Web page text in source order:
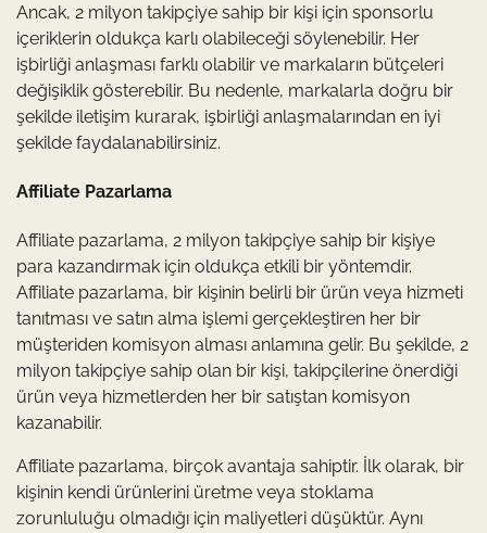
Ancak, 2 milyon takipçiye sahip bir kişi için sponsorlu
içeriklerin oldukça karlı olabileceği söylenebilir. Her
işbirliği anlaşması farklı olabilir ve markaların bütçeleri
değişiklik gösterebilir. Bu nedenle, markalarla doğru bir
şekilde iletişim kurarak, işbirliği anlaşmalarından en iyi
şekilde faydalanabilirsiniz.
Affiliate Pazarlama
Affiliate pazarlama, 2 milyon takipçiye sahip bir kişiye
para kazandırmak için oldukça etkili bir yöntemdir.
Affiliate pazarlama, bir kişinin belirli bir ürün veya hizmeti
tanıtması ve satın alma işlemi gerçekleştiren her bir
müşteriden komisyon alması anlamına gelir. Bu şekilde, 2
milyon takipçiye sahip olan bir kişi, takipçilerine önerdiği
ürün veya hizmetlerden her bir satıştan komisyon
kazanabilir.
Affiliate pazarlama, birçok avantaja sahiptir. İlk olarak, bir
kişinin kendi ürünlerini üretme veya stoklama
zorunluluğu olmadığı için maliyetleri düşüktür. Aynı